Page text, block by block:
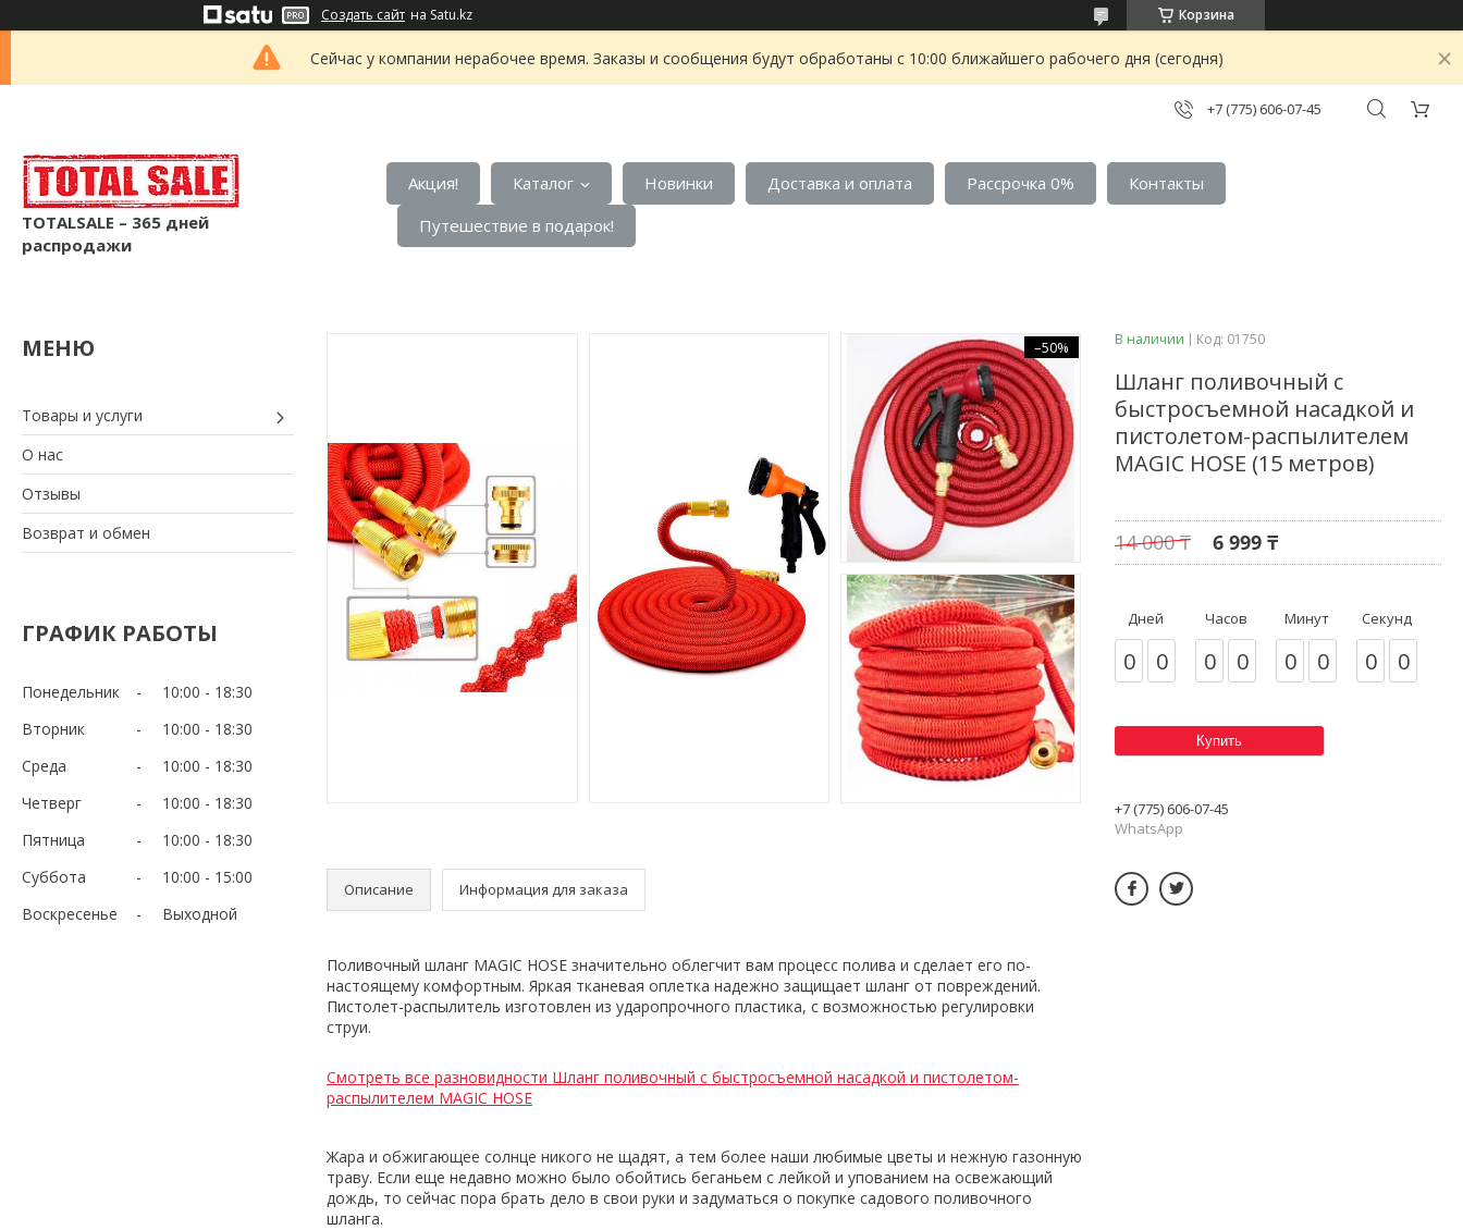
Создать сайт на Satu.kz Корзина
Сейчас у компании нерабочее время. Заказы и сообщения будут обработаны с 10:00 ближайшего рабочего дня (сегодня)
+7 (775) 606-07-45
TOTALSALE – 365 дней
распродажи
Акция! Каталог Новинки Доставка и оплата Рассрочка 0%
Контакты
Путешествие в подарок!
Товары и услуги
О нас
Отзывы
Возврат и обмен
ГРАФИК РАБОТЫ
Понедельник 10:00
18:30
Вторник
10:00
18:30
Среда
10:00
18:30
Четверг
10:00
18:30
Пятница
10:00
18:30
Суббота
10:00
15:00
Воскресенье
Выходной
–50%
Описание Информация для заказа
Поливочный шланг MAGIC HOSE значительно облегчит вам процесс полива и сделает его по-
настоящему комфортным. Яркая тканевая оплетка надежно защищает шланг от повреждений.
Пистолет-распылитель изготовлен из ударопрочного пластика, с возможностью регулировки
струи.
Смотреть все разновидности Шланг поливочный с быстросъемной насадкой и пистолетом-
распылителем MAGIC HOSE
Жара и обжигающее солнце никого не щадят, а тем более наши любимые цветы и нежную газонную
траву. Если еще недавно можно было обойтись беганьем с лейкой и упованием на освежающий
дождь, то сейчас пора брать дело в свои руки и задуматься о покупке садового поливочного
шланга.
В наличии Код: 01750
Шланг поливочный с
быстросъемной насадкой и
пистолетом-распылителем
MAGIC HOSE (15 метров)
14 000 ₸ 6 999 ₸
Дней
0 0
Часов
0 0
Минут
0 0
Секунд
0 0
Купить
+7 (775) 606-07-45
WhatsApp